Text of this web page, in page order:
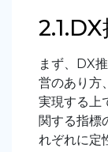
まず、DX
営のあり方
実現する上
関する指標
れぞれに定